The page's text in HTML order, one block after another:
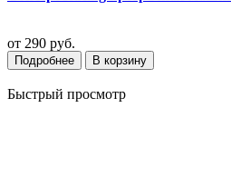
от 290 руб.
Подробнее В корзину
Быстрый просмотр